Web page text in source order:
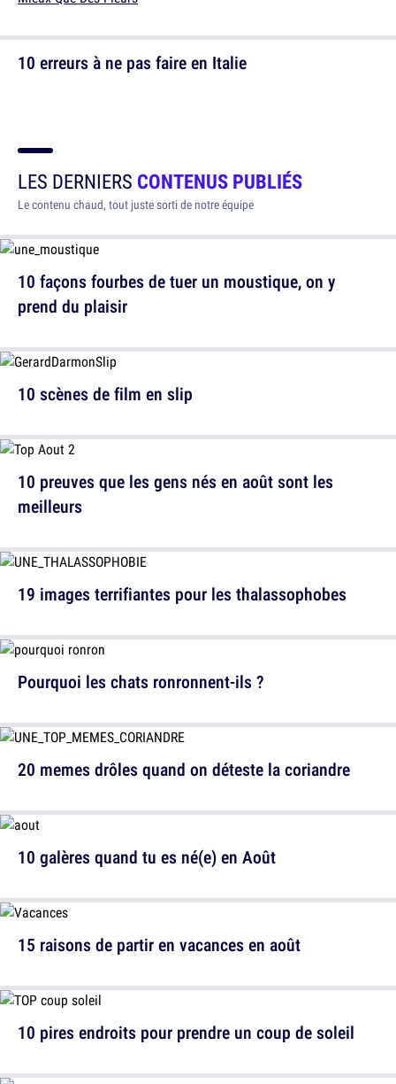
10 erreurs à ne pas faire en Italie
LES DERNIERS CONTENUS PUBLIÉS
Le contenu chaud, tout juste sorti de notre équipe
10 façons fourbes de tuer un moustique, on y
prend du plaisir
10 preuves que les gens nés en août sont les
meilleurs
Pourquoi les chats ronronnent-ils ?
10 galères quand tu es né(e) en Août
10 pires endroits pour prendre un coup de soleil
10 scènes de film en slip
19 images terrifiantes pour les thalassophobes
20 memes drôles quand on déteste la coriandre
15 raisons de partir en vacances en août